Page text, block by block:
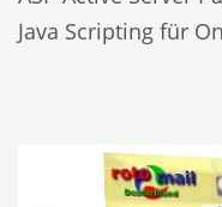
Java Scripting für